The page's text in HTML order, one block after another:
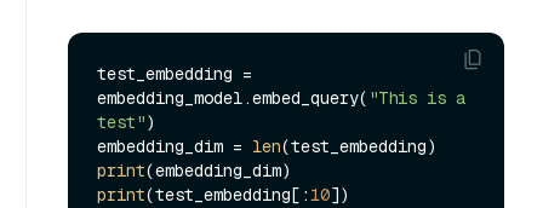
test_embedding =
embedding_model.embed_query( "This is a
test")
embedding_dim = len
print
print(test_embedding[:10